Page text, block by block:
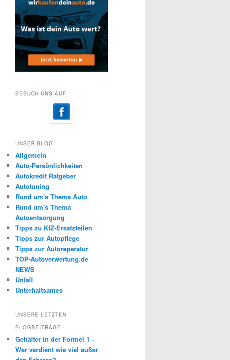
BESUCH UNS AUF
UNSER BLOG
Allgemein
Auto-Persönlichkeiten
Autokredit Ratgeber
Autotuning
Rund um's Thema Auto
Rund um's Thema
Autoentsorgung
Tipps zu KfZ-Ersatzteilen
Tipps zur Autopflege
Tipps zur Autoreperatur
TOP-Autoverwertung.de
NEWS
Unfall
Unterhaltsames
UNSERE LETZTEN
BLOGBEITRÄGE
Gehälter in der Formel 1 –
Wer verdient wie viel außer